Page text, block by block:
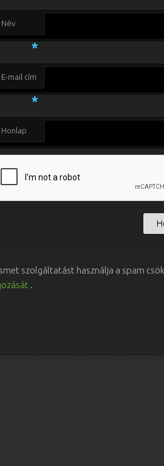
Név
*
E-mail cím
*
Honlap
szolgáltatást használja a spam
.